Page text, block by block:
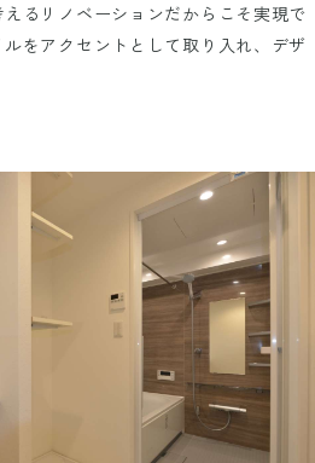
るリノベーションだからこそ実現で
をアクセントとして取り入れ、デザ